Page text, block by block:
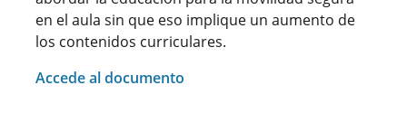
en el aula sin que eso implique un aumento de
los contenidos curriculares.
Accede al documento